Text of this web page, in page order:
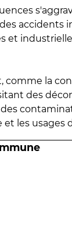
accidents
et
comme la
des
les usages